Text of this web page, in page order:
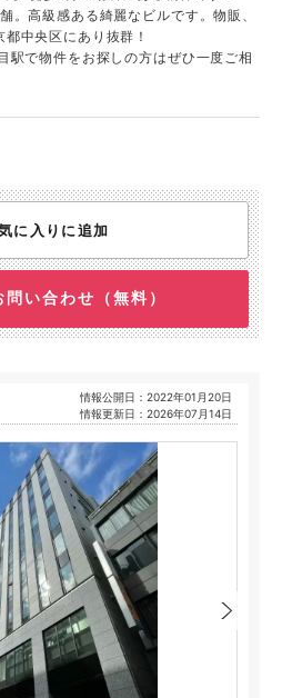
。高級感ある綺麗なビルです。物販、
中央区にあり抜群！
駅で物件をお探しの方はぜひ一度ご相
に入りに追加
い合わせ（無料）
情報公開日：2022年01月20日
情報更新日：2026年07月14日